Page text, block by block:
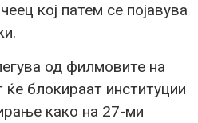
кој патем се појавува
од филмовите на
блокираат институции
како на 27-ми